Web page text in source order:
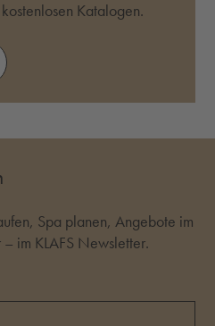
Katalogen.
Spa planen, Angebote im
im KLAFS Newsletter.